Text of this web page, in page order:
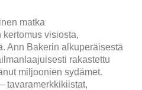
matka
visiosta,
Ann Bakerin alkuperäisestä
rakastettu
miljoonien sydämet.
tavaramerkkikiistat,